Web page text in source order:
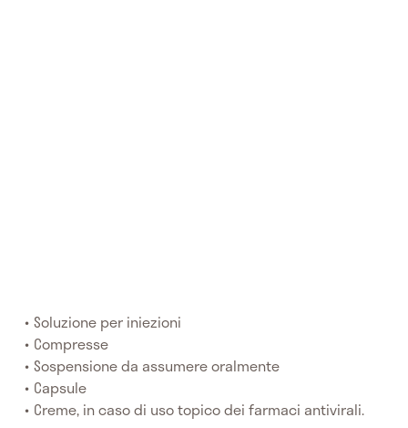
Soluzione per iniezioni
Compresse
Sospensione da assumere oralmente
Capsule
Creme, in caso di uso topico dei farmaci antivirali.